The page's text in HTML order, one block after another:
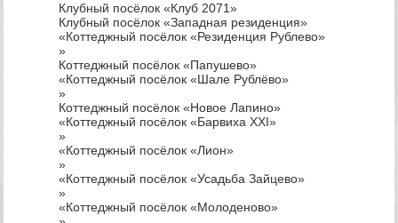
Клубный посёлок «Клуб 2071»
Клубный посёлок «Западная резиденция»
«Коттеджный посёлок «Резиденция Рублево»
»
Коттеджный посёлок «Папушево»
«Коттеджный посёлок «Шале Рублёво»
»
Коттеджный посёлок «Новое Лапино»
«Коттеджный посёлок «Барвиха XXI»
»
«Коттеджный посёлок «Лион»
»
«Коттеджный посёлок «Усадьба Зайцево»
»
«Коттеджный посёлок «Молоденово»